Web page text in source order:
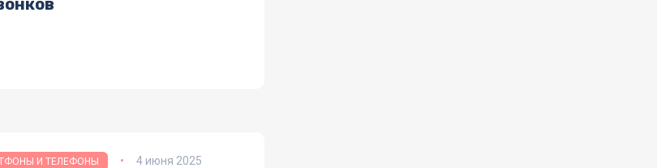
И ТЕЛЕФОНЫ 4 июня 2025